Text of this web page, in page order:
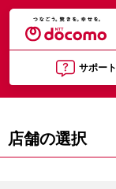
サポート
店舗の選択